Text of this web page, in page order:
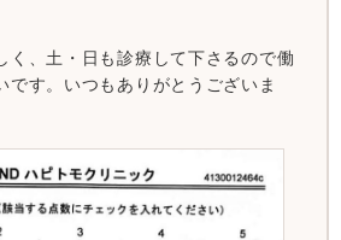
く、土・日も診療して下さるので働
です。いつもありがとうございま